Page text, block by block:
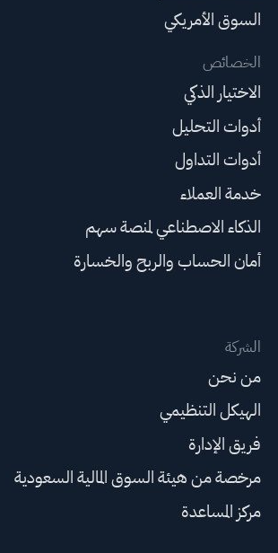
السوق الأمريكي
الخصائص
الاختيار الذكي
أدوات التحليل
أدوات التداول
خدمة العملاء
الذكاء الاصطناعي لمنصة سهم
أمان الحساب والربح والخسارة
الشركة
من نحن
الهيكل التنظيمي
فريق الإدارة
مرخصة من هيئة السوق المالية السعودية
مركز المساعدة